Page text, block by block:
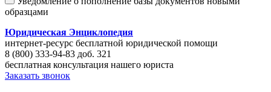
образцами
Юридическая Энциклопедия
интернет-ресурс бесплатной юридической помощи
8 (800) 333-94-83 доб. 321
бесплатная консультация нашего юриста
Заказать звонок